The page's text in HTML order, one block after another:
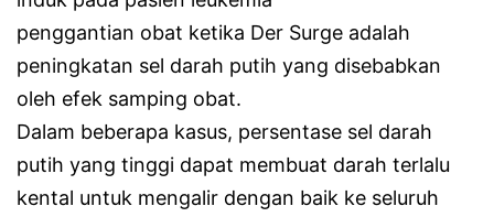
penggantian obat ketika Der Surge adalah
peningkatan sel darah putih yang disebabkan
oleh efek samping obat.
Dalam beberapa kasus, persentase sel darah
putih yang tinggi dapat membuat darah terlalu
kental untuk mengalir dengan baik ke seluruh